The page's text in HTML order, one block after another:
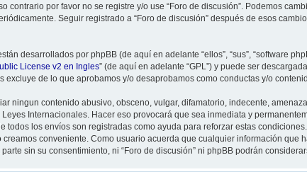
contrario por favor no se registre y/o use “Foro de discusión”. Podemos
Seguir registrado a “Foro de discusión” después de esos
desarrollados por phpBB (de aquí en adelante “ellos”, “sus”, “software
License v2 en Ingles” (de aquí en adelante “GPL”) y puede ser
excluye de lo que aprobamos y/o desaprobamos como conductas y/o
ningun contenido abusivo, obsceno, vulgar, difamatorio, indecente,
Internacionales. Hacer eso provocará que sea inmediata y
todos los envíos son registradas como ayuda para reforzar estas
creamos conveniente. Como usuario acuerda que cualquier información
sin su consentimiento, ni “Foro de discusión” ni phpBB podrán